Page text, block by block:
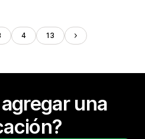
4 13
una